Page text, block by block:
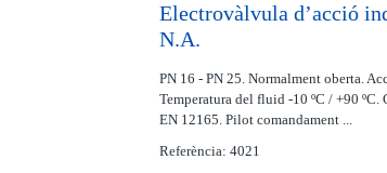
Electrovàlvula d’acció
N.A.
PN 16 - PN 25. Normalment oberta.
Temperatura del fluid -10 ºC / +90 ºC.
EN 12165. Pilot comandament ...
Referència: 4021